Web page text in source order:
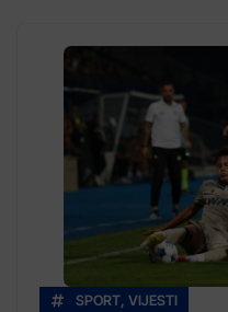
SPORT, VIJESTI